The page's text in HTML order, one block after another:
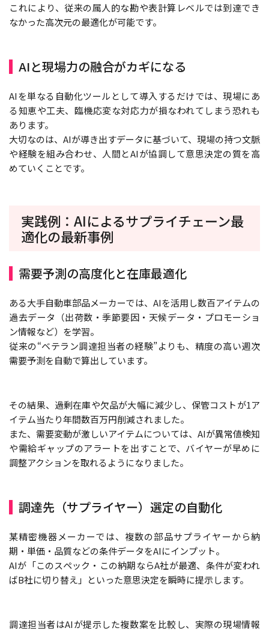
これにより、従来の属人的な勘や表計算レベルでは到達でき
なかった高次元の最適化が可能です。
AIと現場力の融合がカギになる
AIを単なる自動化ツールとして導入するだけでは、現場にあ
る知恵や工夫、臨機応変な対応力が損なわれてしまう恐れも
あります。
大切なのは、AIが導き出すデータに基づいて、現場の持つ文脈
や経験を組み合わせ、人間とAIが協調して意思決定の質を高
めていくことです。
実践例：AIによるサプライチェーン最
適化の最新事例
需要予測の高度化と在庫最適化
ある大手自動車部品メーカーでは、AIを活用し数百アイテムの
過去データ（出荷数・季節要因・天候データ・プロモーショ
ン情報など）を学習。
従来の“ベテラン調達担当者の経験”よりも、精度の高い週次
需要予測を自動で算出しています。
その結果、過剰在庫や欠品が大幅に減少し、保管コストが1ア
イテム当たり年間数百万円削減されました。
また、需要変動が激しいアイテムについては、AIが異常値検知
や需給ギャップのアラートを出すことで、バイヤーが早めに
調整アクションを取れるようになりました。
調達先（サプライヤー）選定の自動化
某精密機器メーカーでは、複数の部品サプライヤーから納
期・単価・品質などの条件データをAIにインプット。
AIが「このスペック・この納期ならA社が最適、条件が変われ
ばB社に切り替え」といった意思決定を瞬時に提示します。
調達担当者はAIが提示した複数案を比較し、実際の現場情報